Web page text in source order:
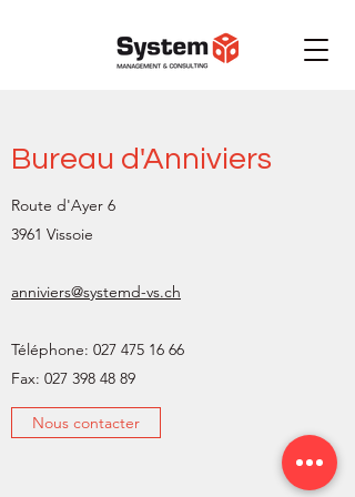
Bureau d'Anniviers
Route d'Ayer 6
3961 Vissoie
anniviers@systemd-vs.ch
Téléphone: 027 475 16 66
Fax: 027 398 48 89
Nous contacter